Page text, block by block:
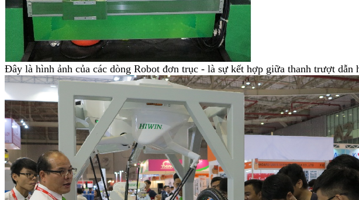
Đây là hình ảnh của các dòng Robot đơn trục - là sự kết hợp giữa thanh trượt dẫn